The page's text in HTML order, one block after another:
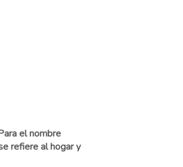
el nombre
refiere al hogar y